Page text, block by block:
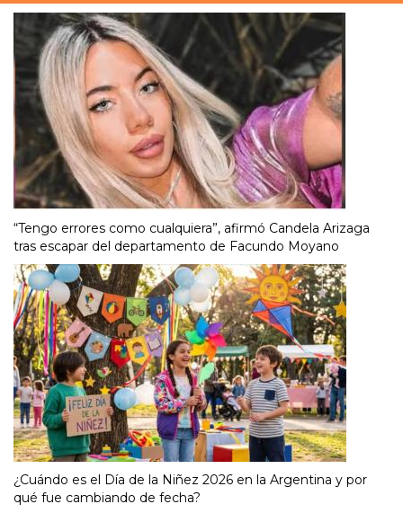
“Tengo errores como cualquiera”, afirmó Candela Arizaga
tras escapar del departamento de Facundo Moyano
¿Cuándo es el Día de la Niñez 2026 en la Argentina y por
qué fue cambiando de fecha?